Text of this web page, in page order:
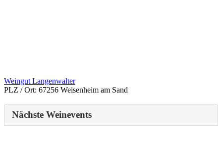
Weingut Langenwalter
PLZ / Ort: 67256 Weisenheim am Sand
Nächste Weinevents